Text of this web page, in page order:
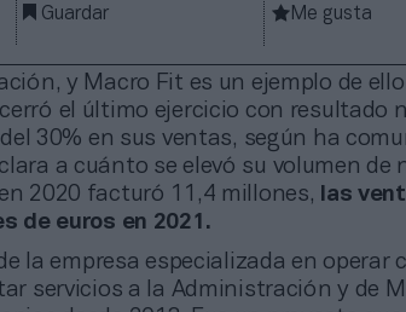
Guardar Me gusta
y Macro Fit es un ejemplo de
el último ejercicio con resultado
30% en sus ventas, según ha
a cuánto se elevó su volumen de
2020 facturó 11,4 millones,
las
de euros en 2021.
la empresa especializada en operar
servicios a la Administración y de